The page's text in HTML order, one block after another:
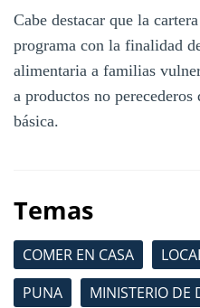
Cabe destacar que la
programa con la finalidad
alimentaria a familias
a productos no
básica.
Temas
COMER EN CASA
PUNA
MINISTERIO DE